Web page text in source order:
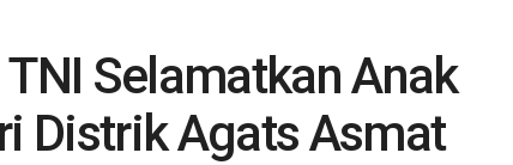
Selamatkan Anak
Distrik Agats Asmat